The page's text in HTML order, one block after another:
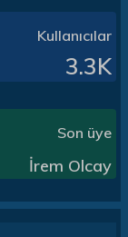
Kullanıcılar
3.3K
Son üye
İrem Olcay